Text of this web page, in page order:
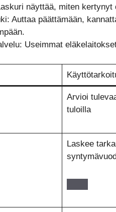
näyttää, miten
Auttaa päättämään,
Useimmat
Arvioi
tuloilla
Laskee